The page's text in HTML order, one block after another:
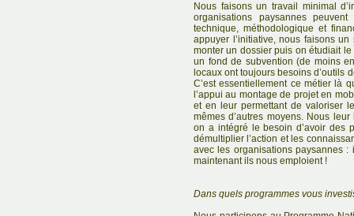
Nous faisons un travail minimal
organisations paysannes
technique, méthodologique et
appuyer l’initiative, nous faisons
monter un dossier puis on étudiait
un fond de subvention (de moins
locaux ont toujours besoins d’outils
C’est essentiellement ce métier là
l’appui au montage de projet en
et en leur permettant de valoriser
mêmes d’autres moyens. Nous
on a intégré le besoin d’avoir des
démultiplier l’action et les
avec les organisations paysannes
maintenant ils nous emploient !
Dans quels programmes vous